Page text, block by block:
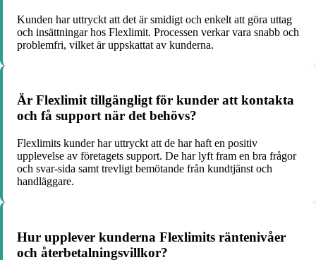
Kunden har uttryckt att det är smidigt och enkelt att göra uttag
och insättningar hos Flexlimit. Processen verkar vara snabb och
problemfri, vilket är uppskattat av kunderna.
Är Flexlimit tillgängligt för kunder att kontakta
och få support när det behövs?
Flexlimits kunder har uttryckt att de har haft en positiv
upplevelse av företagets support. De har lyft fram en bra frågor
och svar-sida samt trevligt bemötande från kundtjänst och
handläggare.
Hur upplever kunderna Flexlimits räntenivåer
och återbetalningsvillkor?